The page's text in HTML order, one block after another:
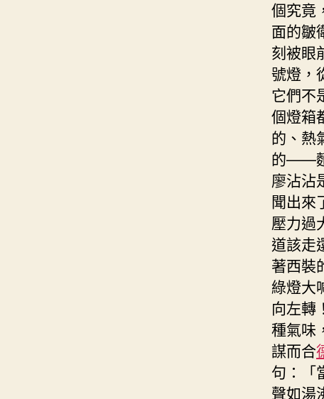
個究竟
面的皺
刻被眼
號燈，
它們不
個燈箱
的、熱
的——麵
廖沾沾
聞出來
壓力過
道該走
著西裝
綠燈大
向左轉
種氣味
謀而合
句：「
聲如湯